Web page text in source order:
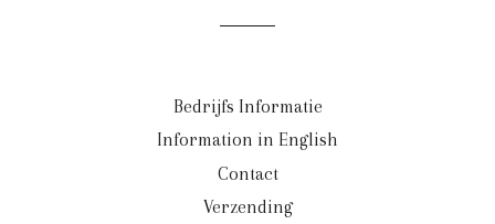
Bedrijfs Informatie
Information in English
Contact
Verzending